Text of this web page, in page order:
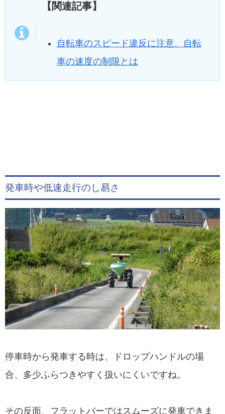
【関連記事】
自転車のスピード違反に注意、自転
車の速度の制限とは
発車時や低速走行のし易さ
停車時から発車する時は、ドロップハンドルの場
合、多少ふらつきやすく扱いにくいですね。
その反面、フラットバーではスムーズに発車できま